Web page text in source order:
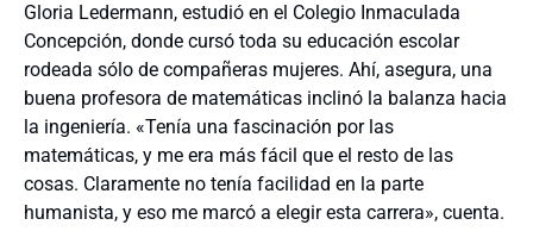
Gloria Ledermann, estudió en el Colegio Inmaculada
Concepción, donde cursó toda su educación escolar
rodeada sólo de compañeras mujeres. Ahí, asegura, una
buena profesora de matemáticas inclinó la balanza hacia
la ingeniería. «Tenía una fascinación por las
matemáticas, y me era más fácil que el resto de las
cosas. Claramente no tenía facilidad en la parte
humanista, y eso me marcó a elegir esta carrera», cuenta.